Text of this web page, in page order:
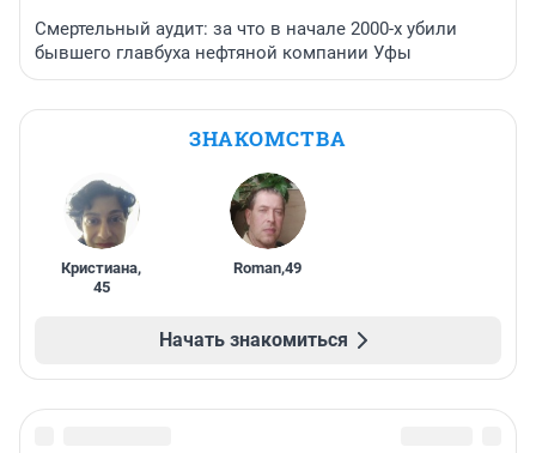
Смертельный аудит: за что в начале 2000-х убили
бывшего главбуха нефтяной компании Уфы
ЗНАКОМСТВА
Кристиана,
45
Roman,49
Начать знакомиться